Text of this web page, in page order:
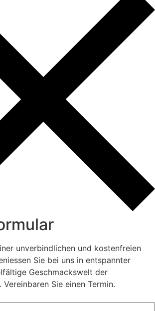
unverbindlichen und kostenfreien
Sie bei uns in entspannter
Geschmackswelt der
Sie einen Termin.